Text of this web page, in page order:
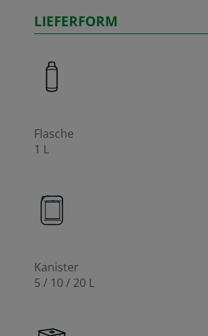
LIEFERFORM
Flasche
1 L
Kanister
5 / 10 / 20 L